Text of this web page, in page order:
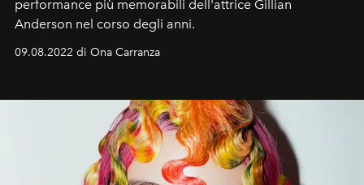
performance più memorabili dell'attrice Gillian
Anderson nel corso degli anni.
09.08.2022 di Ona Carranza